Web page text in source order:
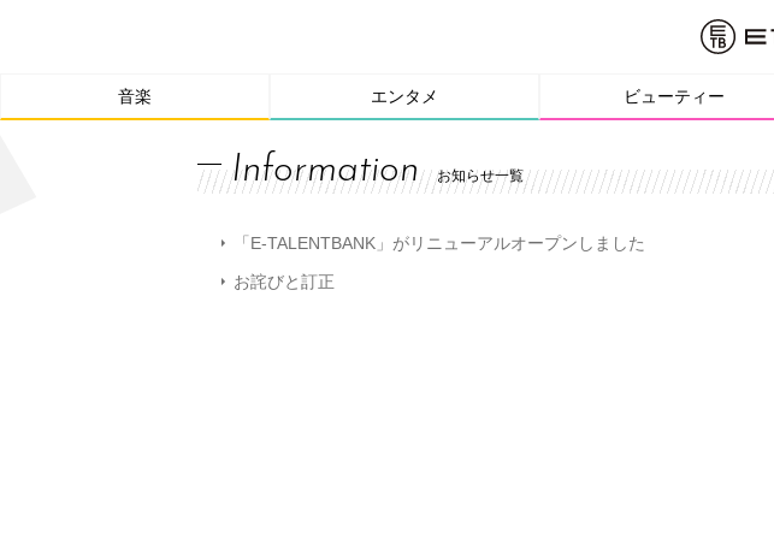
音楽 エンタメ ビューティー
Information お知らせ一覧
「E-TALENTBANK」がリニューアルオープンしました
お詫びと訂正